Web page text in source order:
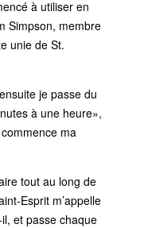
à utiliser en
Simpson, membre
unie de St.
je passe du
à une heure»,
ma
tout au long de
Esprit m’appelle
et passe chaque